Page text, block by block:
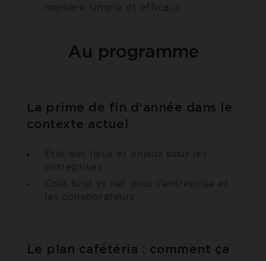
manière simple et efficace
Au programme
La prime de fin d’année dans le
contexte actuel
État des lieux et enjeux pour les
entreprises
Coût brut vs net pour l’entreprise et
les collaborateurs
Le plan cafétéria : comment ça